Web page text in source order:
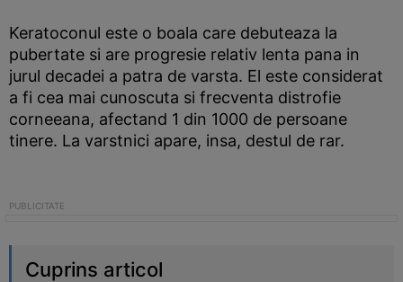
Keratoconul este o boala care debuteaza la
pubertate si are progresie relativ lenta pana in
jurul decadei a patra de varsta. El este considerat
a fi cea mai cunoscuta si frecventa distrofie
corneeana, afectand 1 din 1000 de persoane
tinere. La varstnici apare, insa, destul de rar.
Cuprins articol